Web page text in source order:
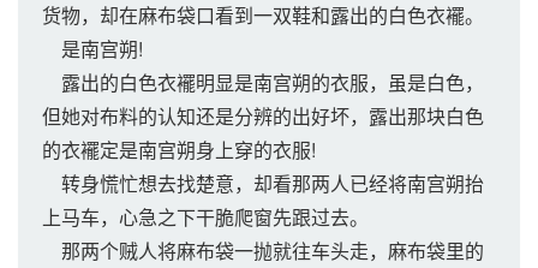
货物，却在麻布袋口看到一双鞋和露出的白色衣襬。
是南宫朔!
露出的白色衣襬明显是南宫朔的衣服，虽是白色，
但她对布料的认知还是分辨的出好坏，露出那块白色
的衣襬定是南宫朔身上穿的衣服!
转身慌忙想去找楚意，却看那两人已经将南宫朔抬
上马车，心急之下干脆爬窗先跟过去。
那两个贼人将麻布袋一抛就往车头走，麻布袋里的